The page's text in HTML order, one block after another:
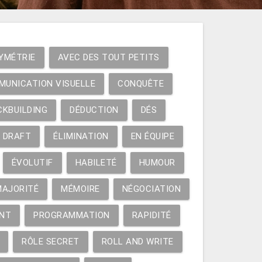
AVEC DES TOUT PETITS
VISUELLE CONQUÊTE
DÉDUCTION DÉS
DRAFT ÉLIMINATION EN ÉQUIPE
ÉVOLUTIF HABILETÉ HUMOUR
MÉMOIRE NÉGOCIATION
PROGRAMMATION RAPIDITÉ
RÔLE SECRET ROLL AND WRITE